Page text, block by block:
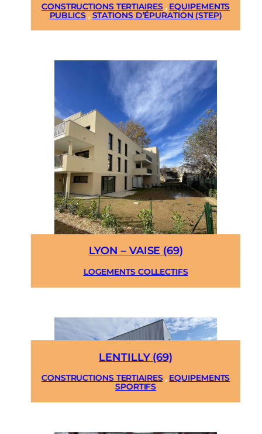
CONSTRUCTIONS TERTIAIRES,EQUIPEMENTS
PUBLICS, STATIONS D’ÉPURATION (STEP)
LYON – VAISE (69)
LOGEMENTS COLLECTIFS
LENTILLY (69)
CONSTRUCTIONS TERTIAIRES,EQUIPEMENTS
SPORTIFS